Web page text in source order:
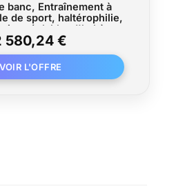
banc, Entraînement à
de sport, haltérophilie,
réglable, d'haltères,
fitness multifonctionnel
580,24 €